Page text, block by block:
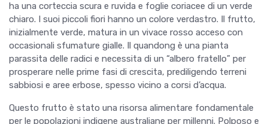
ha una corteccia scura e ruvida e foglie coriacee di un verde
chiaro. I suoi piccoli fiori hanno un colore verdastro. Il frutto,
inizialmente verde, matura in un vivace rosso acceso con
occasionali sfumature gialle. Il quandong è una pianta
parassita delle radici e necessita di un “albero fratello” per
prosperare nelle prime fasi di crescita, prediligendo terreni
sabbiosi e aree erbose, spesso vicino a corsi d’acqua.
Questo frutto è stato una risorsa alimentare fondamentale
per le popolazioni indigene australiane per millenni. Polposo e